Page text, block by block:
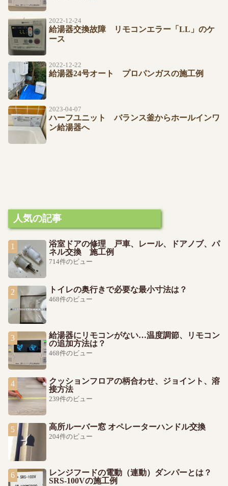
2022-12-24
給湯器交換故障 リモコンエラー「LL」のケ
ース
2022-12-22
給湯器24号オート プロパンガスの施工例
2023-04-07
ハーフユニット バランス釜からホールインワ
ン給湯器へ
人気の記事
浴室ドアの修理 戸車、レール、ドアノブ、パ
ネル交換 施工例
714件のビュー
トイレの奥行きで必要な最小寸法は？
468件のビュー
給湯器にリモコンがない…温度調節、リモコン
の追加方法は？
468件のビュー
クッションフロアの柄合わせ、ジョイント、溶
接方法
239件のビュー
高所ルーバー窓 オペレーターハンドル交換
204件のビュー
レンジフードの電動（連動）ダンパーとは？
SRS-100Vの施工例